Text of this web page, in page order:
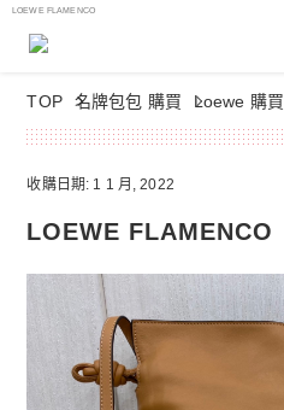
LOEWE FLAMENCO
TOP 名牌包包 購買 Loewe 購買
收購日期: 1 1 月, 2022
LOEWE FLAMENCO